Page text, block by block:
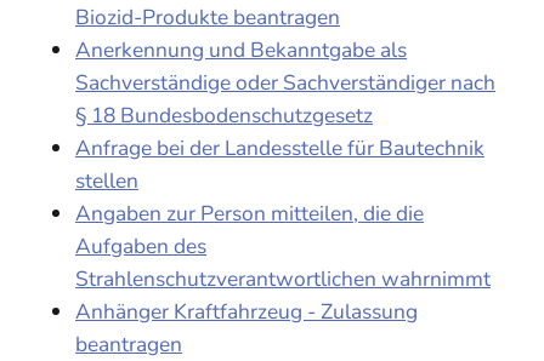
Biozid-Produkte beantragen
Anerkennung und Bekanntgabe als
Sachverständige oder Sachverständiger nach
§ 18 Bundesbodenschutzgesetz
Anfrage bei der Landesstelle für Bautechnik
stellen
Angaben zur Person mitteilen, die die
Aufgaben des
Strahlenschutzverantwortlichen wahrnimmt
Anhänger Kraftfahrzeug - Zulassung
beantragen